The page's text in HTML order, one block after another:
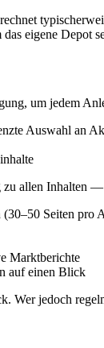
eigene Depot
um jedem
Auswahl an
allen Inhalten —
Seiten pro
Marktberichte
auf einen Blick
Wer jedoch